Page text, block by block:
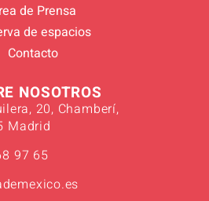
de Prensa
de espacios
Contacto
NOSOTROS
20, Chamberí,
Madrid
97 65